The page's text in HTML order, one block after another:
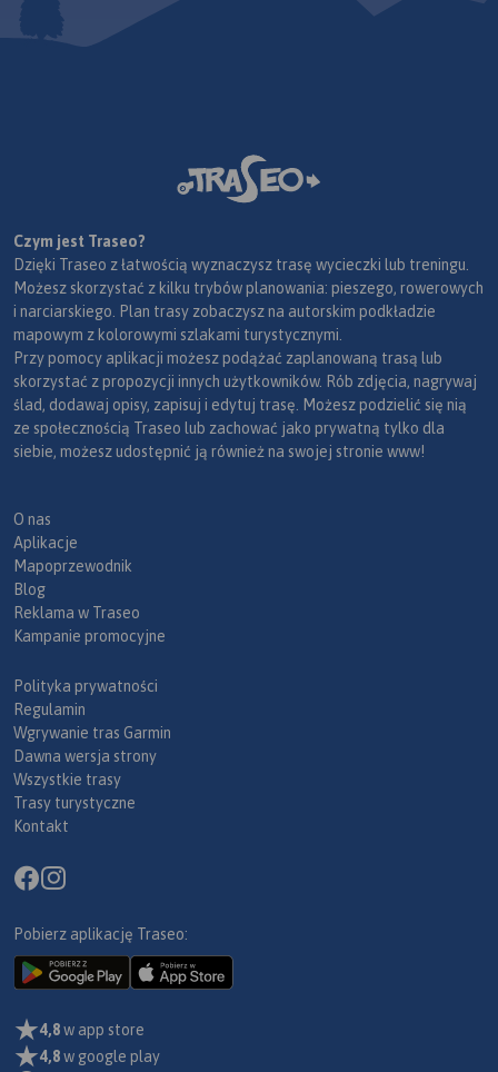
Czym jest Traseo?
Dzięki Traseo z łatwością wyznaczysz trasę wycieczki lub treningu.
Możesz skorzystać z kilku trybów planowania: pieszego, rowerowych
i narciarskiego. Plan trasy zobaczysz na autorskim podkładzie
mapowym z kolorowymi szlakami turystycznymi.
Przy pomocy aplikacji możesz podążać zaplanowaną trasą lub
skorzystać z propozycji innych użytkowników. Rób zdjęcia, nagrywaj
ślad, dodawaj opisy, zapisuj i edytuj trasę. Możesz podzielić się nią
ze społecznością Traseo lub zachować jako prywatną tylko dla
siebie, możesz udostępnić ją również na swojej stronie www!
O nas
Aplikacje
Mapoprzewodnik
Blog
Reklama w Traseo
Kampanie promocyjne
Polityka prywatności
Regulamin
Wgrywanie tras Garmin
Dawna wersja strony
Wszystkie trasy
Trasy turystyczne
Kontakt
Pobierz aplikację Traseo:
4,8w app store
4,8w google play